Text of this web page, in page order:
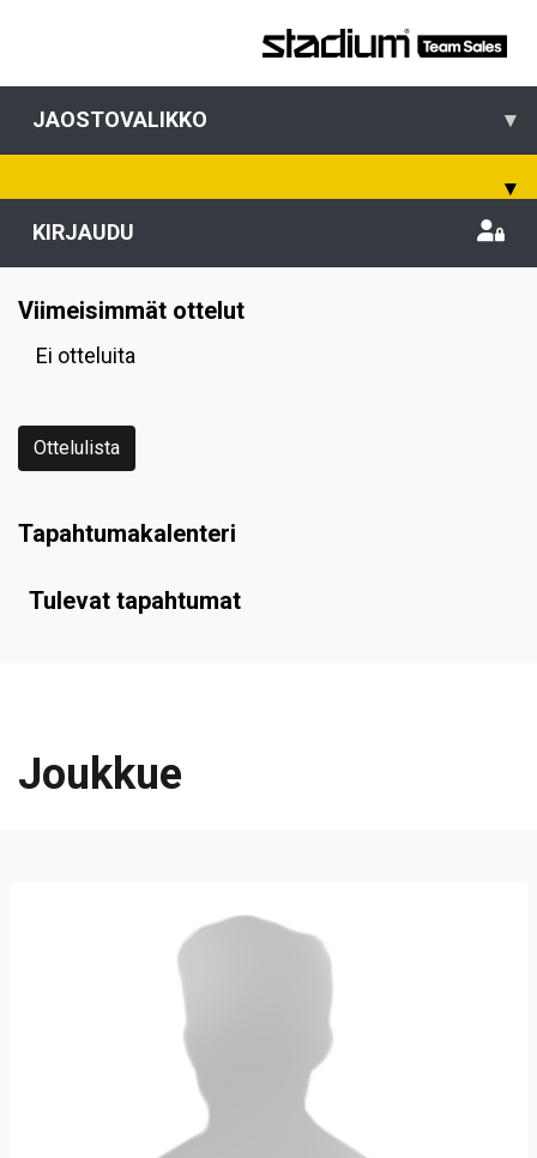
JAOSTOVALIKKO ▾
▾
KIRJAUDU
Viimeisimmät ottelut
Ei otteluita
Ottelulista
Tapahtumakalenteri
Tulevat tapahtumat
Joukkue